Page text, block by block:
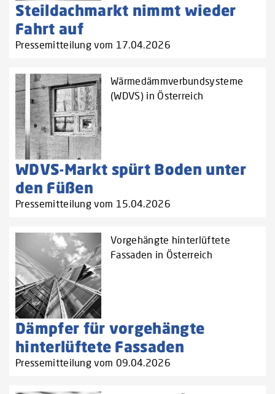
Steildachmarkt nimmt wieder
Fahrt auf
Pressemitteilung vom 17.04.2026
Wärmedämmverbundsysteme
(WDVS) in Österreich
WDVS-Markt spürt Boden unter
den Füßen
Pressemitteilung vom 15.04.2026
Vorgehängte hinterlüftete
Fassaden in Österreich
Dämpfer für vorgehängte
hinterlüftete Fassaden
Pressemitteilung vom 09.04.2026